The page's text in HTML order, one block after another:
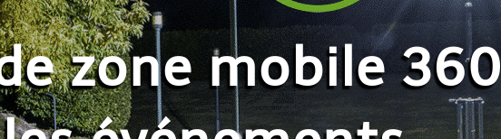
zone mobile